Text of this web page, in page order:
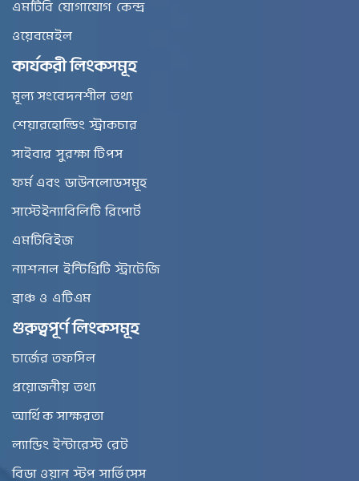
এমটিবি যোগাযোগ কেন্দ্র
ওয়েবমেইল
কার্যকরী লিংকসমূহ
মূল্য সংবেদনশীল তথ্য
শেয়ারহোল্ডিং স্ট্রাকচার
সাইবার সুরক্ষা টিপস
ফর্ম এবং ডাউনলোডসমূহ
সাস্টেইন্যাবিলিটি রিপোর্ট
এমটিবিইজ
ন্যাশনাল ইন্টিগ্রিটি স্ট্রাটেজি
ব্রাঞ্চ ও এটিএম
গুরুত্বপূর্ণ লিংকসমূহ
চার্জের তফসিল
প্রয়োজনীয় তথ্য
আর্থিক সাক্ষরতা
ল্যান্ডিং ইন্টারেস্ট রেট
বিডা ওয়ান স্টপ সার্ভিসেস